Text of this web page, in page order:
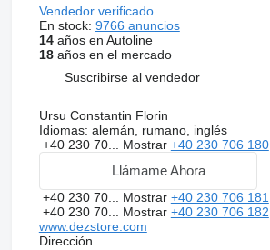
Vendedor verificado
En stock: 9766 anuncios
14años en Autoline
18años en el mercado
Suscribirse al vendedor
Ursu Constantin Florin
Idiomas: alemán, rumano, inglés
+40 230 70... Mostrar +40 230 706 180
Llámame Ahora
+40 230 70... Mostrar +40 230 706 181
+40 230 70... Mostrar +40 230 706 182
www.dezstore.com
Dirección